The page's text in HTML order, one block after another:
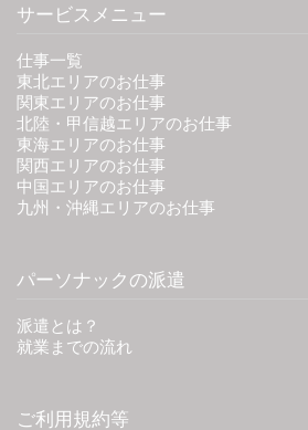
サービスメニュー
仕事一覧
東北エリアのお仕事
関東エリアのお仕事
北陸・甲信越エリアのお仕事
東海エリアのお仕事
関西エリアのお仕事
中国エリアのお仕事
九州・沖縄エリアのお仕事
パーソナックの派遣
派遣とは？
就業までの流れ
ご利用規約等